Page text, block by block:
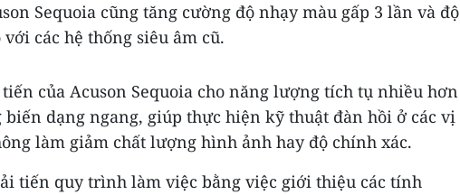
Sequoia cũng tăng cường độ nhạy màu gấp 3 lần và độ
với các hệ thống siêu âm cũ.
của Acuson Sequoia cho năng lượng tích tụ nhiều hơn
biến dạng ngang, giúp thực hiện kỹ thuật đàn hồi ở các vị
làm giảm chất lượng hình ảnh hay độ chính xác.
tiến quy trình làm việc bằng việc giới thiệu các tính